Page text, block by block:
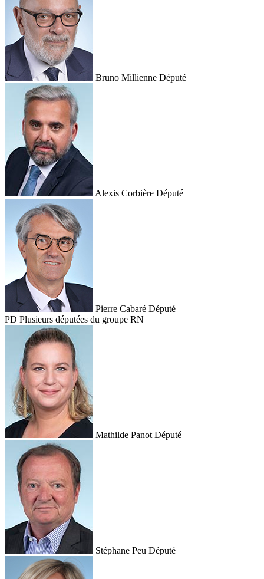
Bruno Millienne Député
Alexis Corbière Député
Pierre Cabaré Député
PD Plusieurs députées du groupe RN
Mathilde Panot Député
Stéphane Peu Député